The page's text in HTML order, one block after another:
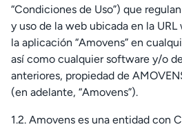
“Condiciones de Uso”) que
y uso de la web ubicada en la
la aplicación “Amovens” en
así como cualquier software y/o
anteriores, propiedad de
(en adelante, “Amovens”).
1.2. Amovens es una entidad con